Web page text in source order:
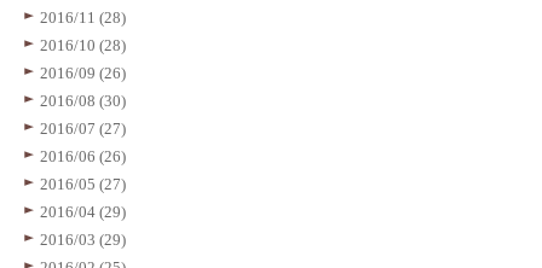
2016/11 (28)
2016/10 (28)
2016/09 (26)
2016/08 (30)
2016/07 (27)
2016/06 (26)
2016/05 (27)
2016/04 (29)
2016/03 (29)